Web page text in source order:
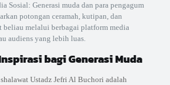
Sosial: Generasi muda dan para pengagum
potongan ceramah, kutipan, dan
beliau melalui berbagai platform media
audiens yang lebih luas.
bagi Generasi Muda
Ustadz Jefri Al Buchori adalah